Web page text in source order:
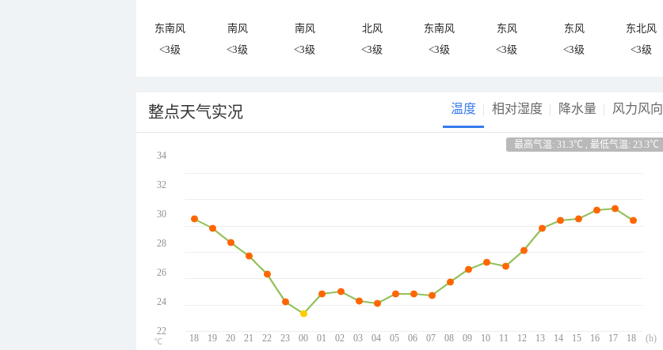
东南风 南风 南风 北风 东南风 东风 东风
东北风
<3级
<3级 <3级 <3级 <3级 <3级 <3级 <3级
整点天气实况 温度 相对湿度 降水量 风力风向
最高气温: 31.3℃ , 最低气温: 23.3℃
18 19 20 21 22 23 00 01 02 03 04 05 06 07 08 09 10 11 12 13 14 15 16 17 18
34
32
30
28
26
24
22
(h)
℃